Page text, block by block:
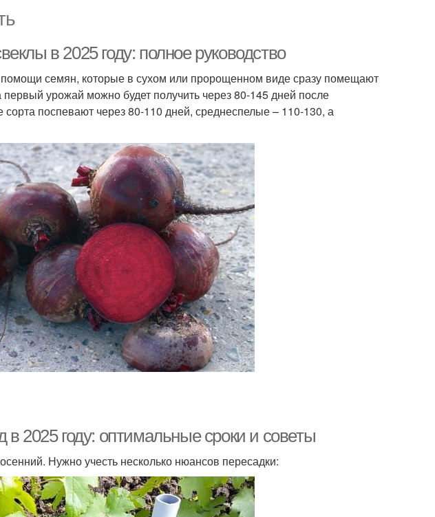
в 2025 году: полное руководство
семян, которые в сухом или пророщенном виде сразу помещают
первый урожай можно будет получить через 80-145 дней после
поспевают через 80-110 дней, среднеспелые – 110-130, а
в 2025 году: оптимальные сроки и советы
Нужно учесть несколько нюансов пересадки: